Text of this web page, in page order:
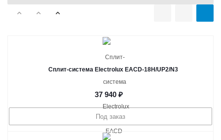
Сплит-система Electrolux EACD-18H/UP2/N3
37 940 ₽
Под заказ